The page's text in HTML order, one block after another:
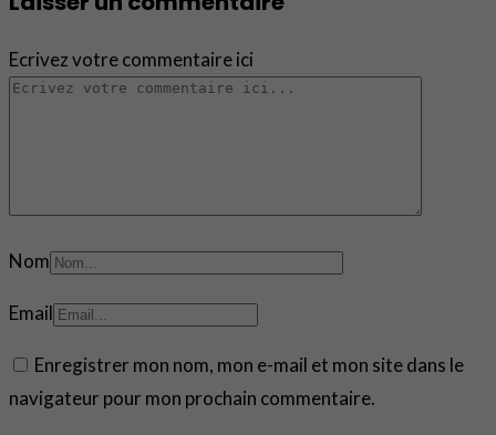
Ecrivez votre commentaire ici
Nom
Email
Enregistrer mon nom, mon e-mail et mon site dans le
navigateur pour mon prochain commentaire.